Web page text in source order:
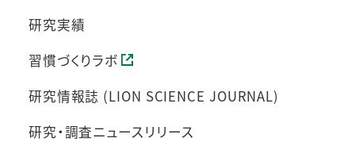
研究実績
習慣づくりラボ
研究情報誌 (LION SCIENCE JOURNAL)
研究・調査ニュースリリース